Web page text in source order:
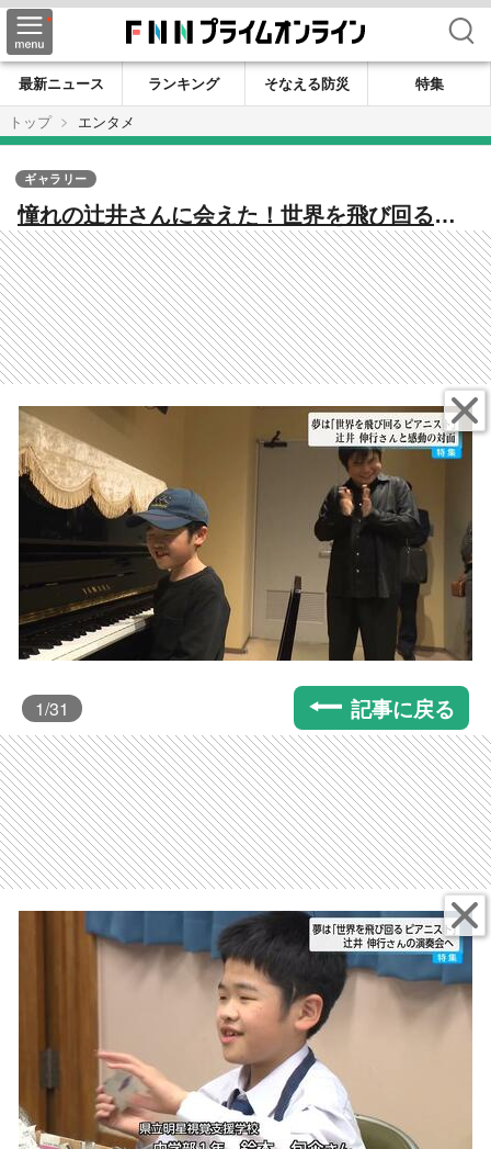
検索
最新ニュース ランキング そなえる防災
特集
トップ
エンタメ
憧れの辻井さんに会えた！世界を飛び回るピ
アニストを夢見る全盲の中学生が、世界的ピ
アニスト・辻井伸行さんと対面し演奏を披
露 辻井さん「世界じゅうで弾くのは楽し
い、がんばって」
ギャラリー
1/31 記事に戻る